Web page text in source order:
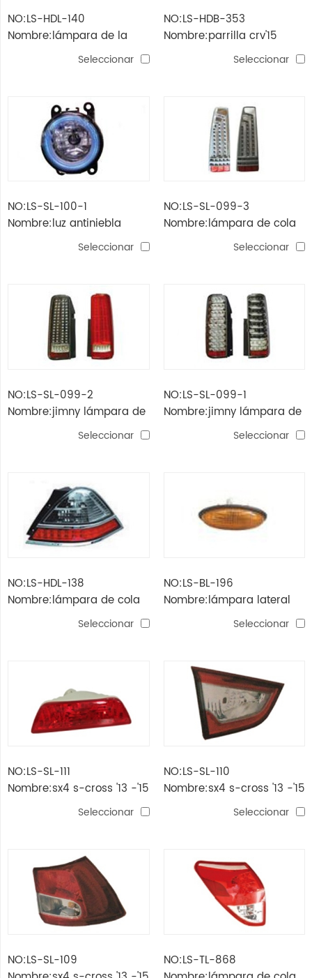
NO:LS-HDL-140
Nombre:lámpara de la
cabeza odyssey'09-'13
Seleccionar
NO:LS-HDB-353
Nombre:parrilla crv'15
Seleccionar
NO:LS-SL-100-1
Nombre:luz antiniebla
delantera jimny (led)
Seleccionar
NO:LS-SL-099-3
Nombre:lámpara de cola
Seleccionar
NO:LS-SL-099-2
Nombre:jimny lámpara de
cola （modificadoSeleccionar
NO:LS-SL-099-1
Nombre:jimny lámpara de
cola （modificadoSeleccionar
NO:LS-HDL-138
Nombre:lámpara de cola
Seleccionar
NO:LS-BL-196
Nombre:lámpara lateral
Seleccionar
NO:LS-SL-111
Nombre:sx4 s-cross '13 -'15
luz antiniebla trasera
Seleccionar
NO:LS-SL-110
Nombre:sx4 s-cross '13 -'15
lámpara de respaldo
Seleccionar
NO:LS-SL-109
NO:LS-TL-868